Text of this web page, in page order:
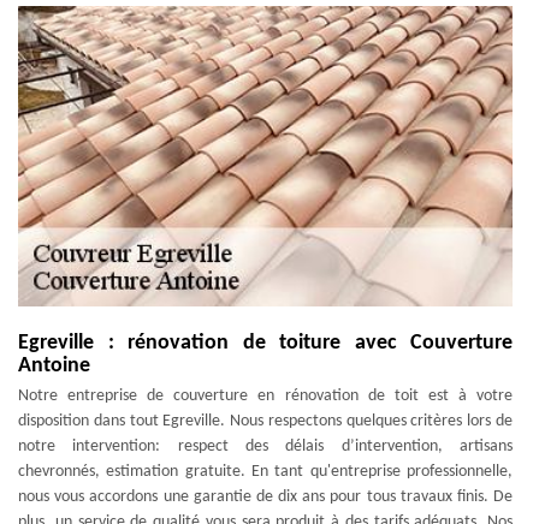
Egreville : rénovation de toiture avec Couverture
Antoine
Notre entreprise de couverture en rénovation de toit est à votre
disposition dans tout Egreville. Nous respectons quelques critères lors de
notre intervention: respect des délais d’intervention, artisans
chevronnés, estimation gratuite. En tant qu'entreprise professionnelle,
nous vous accordons une garantie de dix ans pour tous travaux finis. De